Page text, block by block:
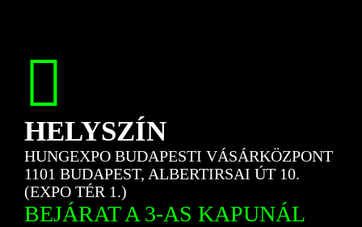
HELYSZÍN
HUNGEXPO BUDAPESTI VÁSÁRKÖZPONT
1101 BUDAPEST, ALBERTIRSAI ÚT 10.
(EXPO TÉR 1.)
BEJÁRAT A 3-AS KAPUNÁL